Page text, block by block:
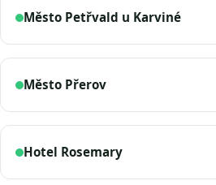
Město Petřvald u Karviné
Město Přerov
Hotel Rosemary